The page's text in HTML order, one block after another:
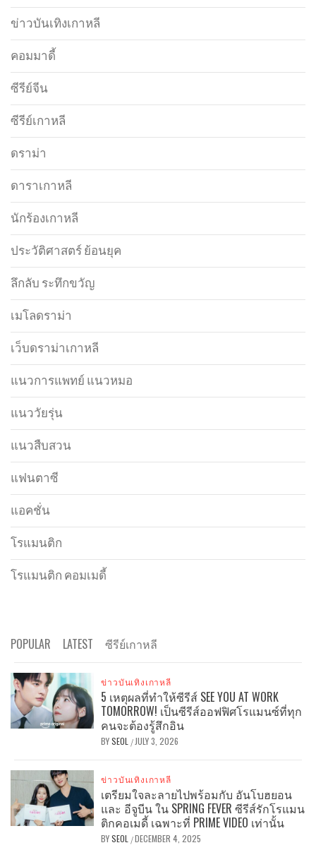
ข่าวบันเทิงเกาหลี
คอมมาดี้
ซีรีย์จีน
ซีรีย์เกาหลี
ดราม่า
ดาราเกาหลี
นักร้องเกาหลี
ประวัติศาสตร์ ย้อนยุค
ลึกลับ ระทึกขวัญ
เมโลดราม่า
เว็บดราม่าเกาหลี
แนวการแพทย์ แนวหมอ
แนววัยรุ่น
แนวสืบสวน
แฟนตาซี
แอคชั่น
โรแมนติก
โรแมนติก คอมเมดี้
POPULAR LATEST ซีรีย์เกาหลี
ข่าวบันเทิงเกาหลี
5 เหตุผลที่ทำให้ซีรีส์ SEE YOU AT WORK
TOMORROW! เป็นซีรีส์ออฟฟิศโรแมนซ์ที่ทุก
คนจะต้องรู้สึกอิน
BYSEOL /JULY 3, 2026
ข่าวบันเทิงเกาหลี
เตรียมใจละลายไปพร้อมกับ อันโบฮยอน
และ อีจูบีน ใน SPRING FEVER ซีรีส์รักโรแมน
ติกคอเมดี้ เฉพาะที่ PRIME VIDEO เท่านั้น
BYSEOL /DECEMBER 4, 2025